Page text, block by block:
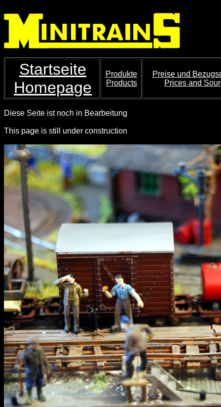
Startseite
Homepage
Produkte
Products
Preise und
Prices and
Diese Seite ist noch in Bearbeitung
This page is still under construction